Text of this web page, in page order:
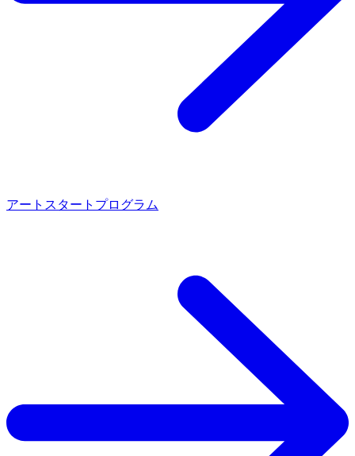
アートスタートプログラム